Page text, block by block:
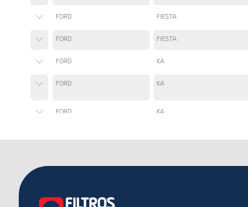
FORD FIESTA
FORD FIESTA
FORD KA
FORD KA
FORD KA
FORD